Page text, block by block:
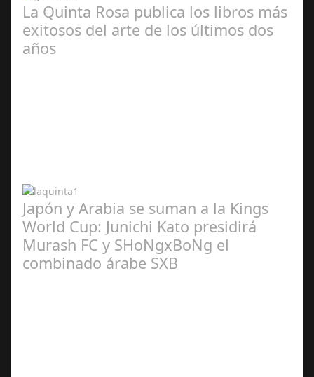
La Quinta Rosa publica los libros más
exitosos del arte de los últimos dos
años
Japón y Arabia se suman a la Kings
World Cup: Junichi Kato presidirá
Murash FC y SHoNgxBoNg el
combinado árabe SXB